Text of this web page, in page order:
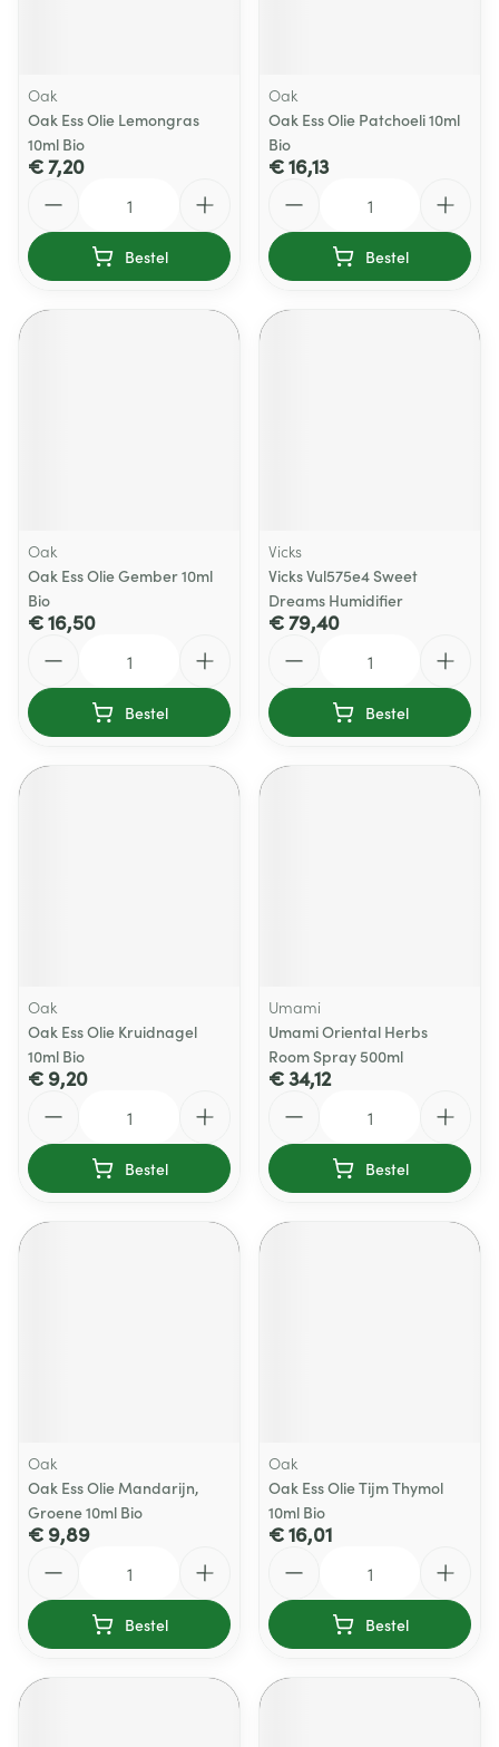
Oak
Oak Ess Olie Lemongras
10ml Bio
€ 7,20
Bestel
Oak
Oak Ess Olie Patchoeli 10ml
Bio
€ 16,13
Bestel
Oak
Oak Ess Olie Gember 10ml
Bio
€ 16,50
Bestel
Vicks
Vicks Vul575e4 Sweet
Dreams Humidifier
€ 79,40
Bestel
Oak
Oak Ess Olie Kruidnagel
10ml Bio
€ 9,20
Bestel
Umami
Umami Oriental Herbs
Room Spray 500ml
€ 34,12
Bestel
Oak
Oak Ess Olie Mandarijn,
Groene 10ml Bio
€ 9,89
Bestel
Oak
Oak Ess Olie Tijm Thymol
10ml Bio
€ 16,01
Bestel